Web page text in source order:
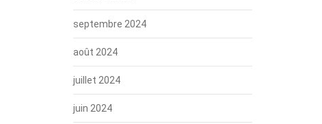
septembre 2024
août 2024
juillet 2024
juin 2024